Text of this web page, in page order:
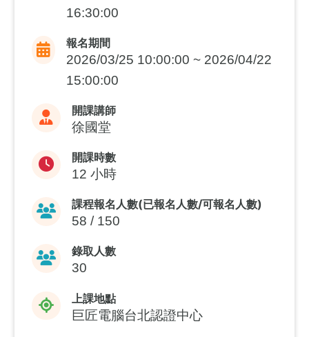
16:30:00
報名期間
2026/03/25 10:00:00 ~ 2026/04/22
15:00:00
開課講師
徐國堂
開課時數
12 小時
課程報名人數(已報名人數/可報名人數)
58 / 150
錄取人數
30
上課地點
巨匠電腦台北認證中心